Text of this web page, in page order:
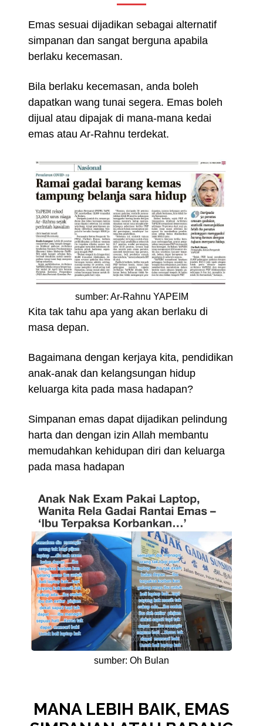
Emas sesuai dijadikan sebagai alternatif
simpanan dan sangat berguna apabila
berlaku kecemasan.
Bila berlaku kecemasan, anda boleh
dapatkan wang tunai segera. Emas boleh
dijual atau dipajak di mana-mana kedai
emas atau Ar-Rahnu terdekat.
sumber: Ar-Rahnu YAPEIM
Kita tak tahu apa yang akan berlaku di
masa depan.
Bagaimana dengan kerjaya kita, pendidikan
anak-anak dan kelangsungan hidup
keluarga kita pada masa hadapan?
Simpanan emas dapat dijadikan pelindung
harta dan dengan izin Allah membantu
memudahkan kehidupan diri dan keluarga
pada masa hadapan
sumber: Oh Bulan
MANA LEBIH BAIK, EMAS